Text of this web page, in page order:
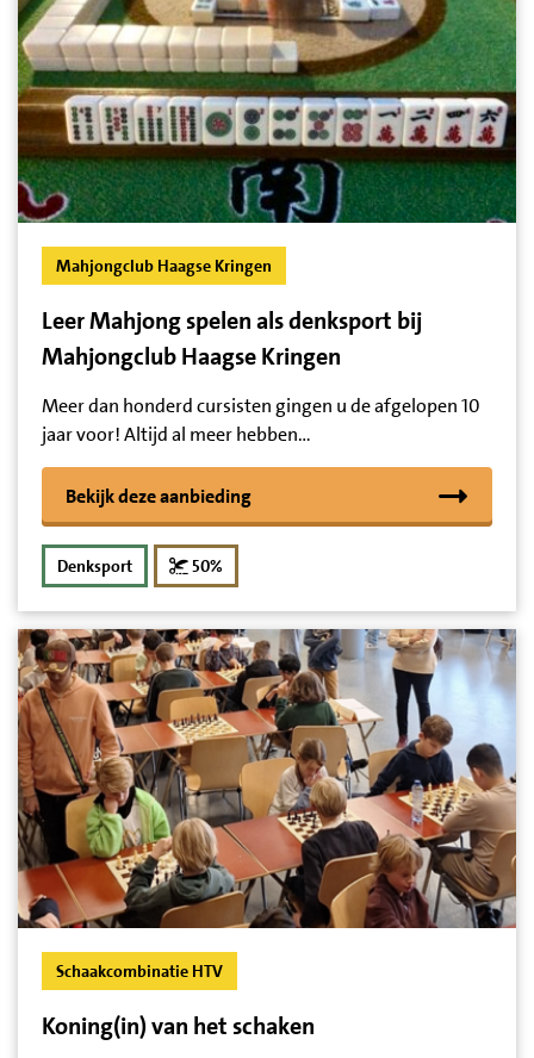
Mahjongclub Haagse Kringen
Leer Mahjong spelen als denksport bij
Mahjongclub Haagse Kringen
Meer dan honderd cursisten gingen u de afgelopen 10
jaar voor! Altijd al meer hebben…
Bekijk deze aanbieding
Denksport 50%
Schaakcombinatie HTV
Koning(in) van het schaken